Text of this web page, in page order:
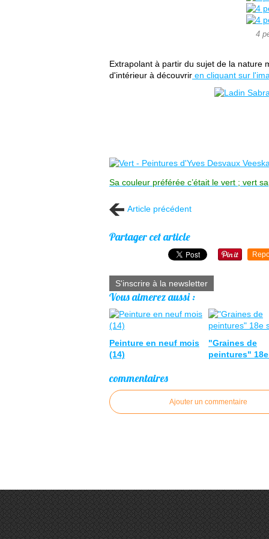
4
Extrapolant à partir du sujet de la nature
d'intérieur à découvrir en cliquant sur
Sa couleur préférée c’était le vert ; vert
Article précédent
Partager cet article
S'inscrire à la newsletter
Vous aimerez aussi :
Peinture en neuf mois
(14)
"Graines de
peintures"
commentaires
Ajouter un commentaire